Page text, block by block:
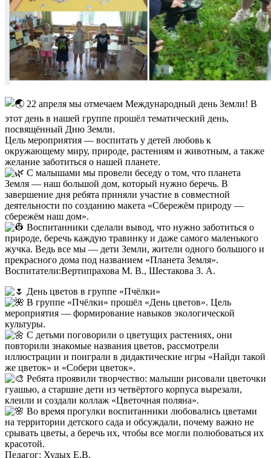
22 апреля мы отмечаем Международный день Земли! В
этот день в нашей группе прошёл тематический день,
посвящённый Дню Земли.
Цель мероприятия — воспитать у детей любовь к
окружающему миру, природе, растениям и животным, а также
желание заботиться о нашей планете.
С малышами мы провели беседу о том, что планета
Земля — наш большой дом, который нужно беречь. В
завершение дня ребята приняли участие в совместной
деятельности по созданию макета «Сбережём природу —
сбережём наш дом».
Воспитанники сделали вывод, что нужно заботиться о
природе, беречь каждую травинку и даже самого маленького
жучка. Ведь все мы — дети Земли, жители одного большого и
прекрасного дома под названием «Планета Земля».
Воспитатели:Вертипрахова М. В., Шестакова З. А.
День цветов в группе «Пчёлки»
В группе «Пчёлки» прошёл «День цветов». Цель
мероприятия — формирование навыков экологической
культуры.
С детьми поговорили о цветущих растениях, они
повторили знакомые названия цветов, рассмотрели
иллюстрации и поиграли в дидактические игры «Найди такой
же цветок» и «Собери цветок».
Ребята проявили творчество: малыши рисовали цветочки
гуашью, а старшие дети из четвёртого корпуса вырезали,
клеили и создали коллаж «Цветочная поляна».
Во время прогулки воспитанники любовались цветами
на территории детского сада и обсуждали, почему важно не
срывать цветы, а беречь их, чтобы все могли полюбоваться их
красотой.
Педагог: Худых Е.В.